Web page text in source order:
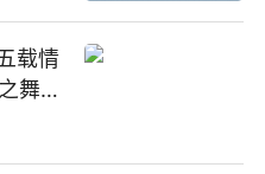
载情
舞”
江